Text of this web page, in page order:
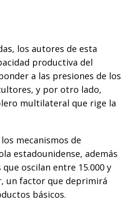
los autores de esta
productiva del
a las presiones de los
y por otro lado,
multilateral que rige la
mecanismos de
estadounidense, además
oscilan entre 15.000 y
un factor que deprimirá
básicos.